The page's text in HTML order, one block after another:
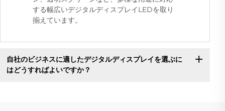
する幅広いデジタルディスプレイLEDを取り
揃えています。
自社のビジネスに適したデジタルディスプレイを選ぶに
はどうすればよいですか？